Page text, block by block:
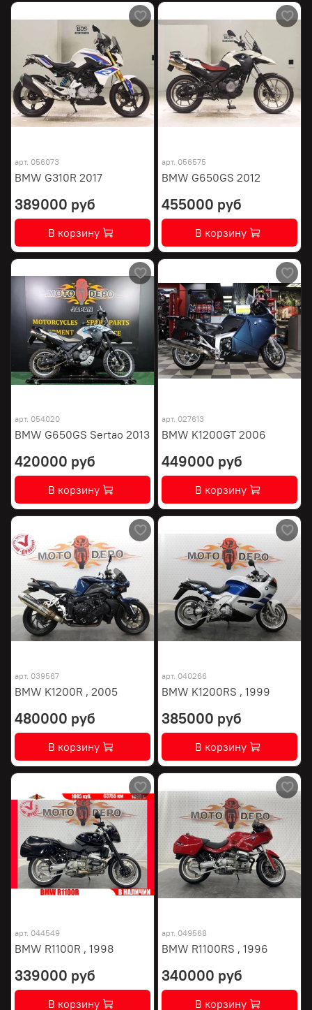
арт. 056073
BMW G310R 2017
389000 руб
В корзину
арт. 056575
BMW G650GS 2012
455000 руб
В корзину
арт. 054020
BMW G650GS Sertao 2013
420000 руб
В корзину
арт. 027613
BMW K1200GT 2006
449000 руб
В корзину
арт. 039567
BMW K1200R , 2005
480000 руб
В корзину
арт. 040266
BMW K1200RS , 1999
385000 руб
В корзину
арт. 044549
BMW R1100R , 1998
339000 руб
В корзину
арт. 049568
BMW R1100RS , 1996
340000 руб
В корзину